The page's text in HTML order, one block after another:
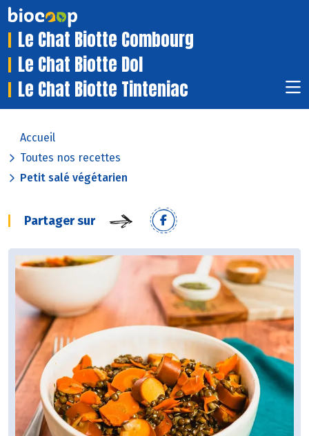
Le Chat Biotte Combourg
Le Chat Biotte Dol
Le Chat Biotte Tinteniac
Accueil
Toutes nos recettes
Petit salé végétarien
Partager sur